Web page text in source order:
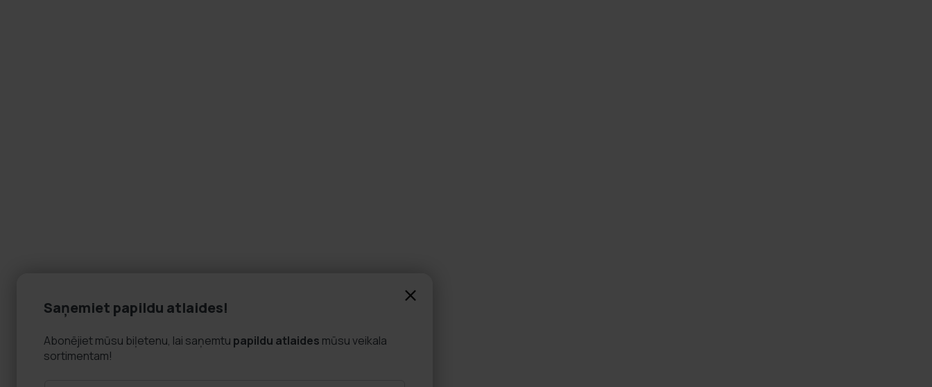
Saņemiet papildu atlaides!
Abonējiet mūsu biļetenu, lai saņemtu papildu atlaides mūsu veikala
sortimentam!